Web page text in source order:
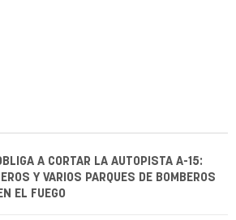
A CORTAR LA AUTOPISTA A-15:
Y VARIOS PARQUES DE BOMBEROS
EL FUEGO